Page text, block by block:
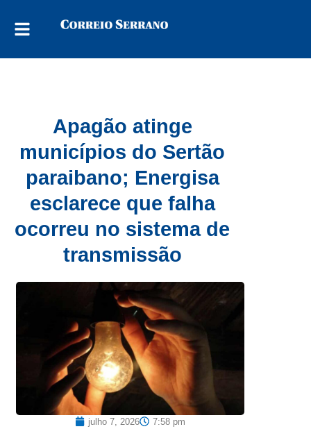
Apagão atinge
municípios do Sertão
paraibano; Energisa
esclarece que falha
ocorreu no sistema de
transmissão
julho 7, 2026 7:58 pm